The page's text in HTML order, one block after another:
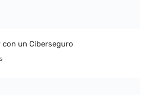
con un Ciberseguro